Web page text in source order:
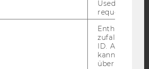
Bluesky
Used to
request rate.
Enthält eine
ID. Anhand
kann Google
über